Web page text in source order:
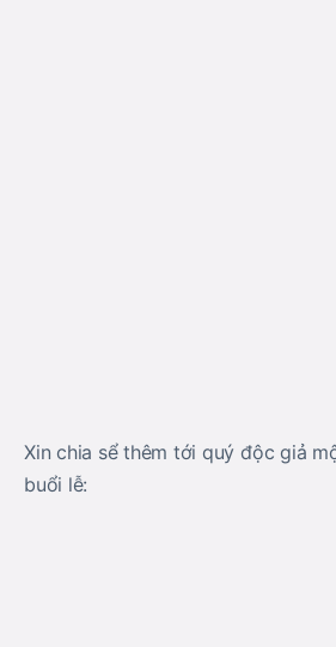
Xin chia sể thêm tới quý độc giả
buổi lễ: